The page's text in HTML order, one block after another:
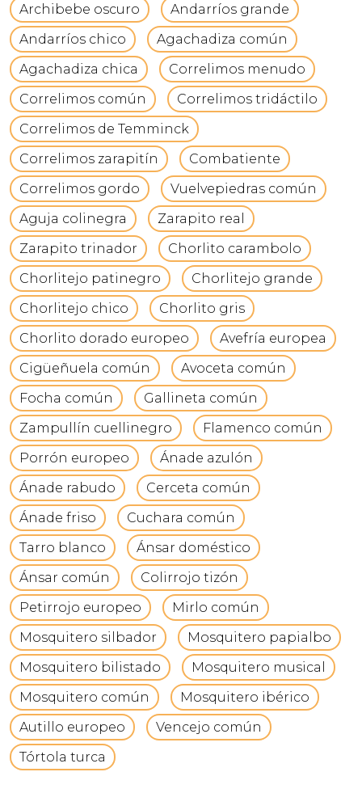
Archibebe oscuro
Andarríos grande
Andarríos chico
Agachadiza común
Agachadiza chica
Correlimos menudo
Correlimos común
Correlimos tridáctilo
Correlimos de Temminck
Correlimos zarapitín
Combatiente
Correlimos gordo
Vuelvepiedras común
Aguja colinegra
Zarapito real
Zarapito trinador
Chorlito carambolo
Chorlitejo patinegro
Chorlitejo grande
Chorlitejo chico
Chorlito gris
Chorlito dorado europeo
Avefría europea
Cigüeñuela común
Avoceta común
Focha común
Gallineta común
Zampullín cuellinegro
Flamenco común
Porrón europeo
Ánade azulón
Ánade rabudo
Cerceta común
Ánade friso
Cuchara común
Tarro blanco
Ánsar doméstico
Ánsar común
Colirrojo tizón
Petirrojo europeo
Mirlo común
Mosquitero silbador
Mosquitero papialbo
Mosquitero bilistado
Mosquitero musical
Mosquitero común
Mosquitero ibérico
Autillo europeo
Vencejo común
Tórtola turca